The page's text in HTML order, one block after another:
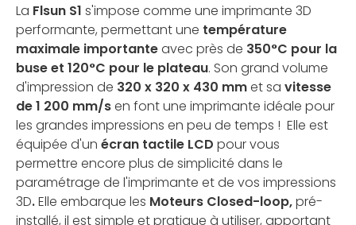
La Flsun S1 s'impose comme une imprimante 3D
performante, permettant une température
maximale importanteavec près de 350°C pour la
buse et 120°C pour le plateau. Son grand volume
d'impression de 320 x 320 x 430 mmet sa vitesse
de 1 200 mm/sen font une imprimante idéale pour
les grandes impressions en peu de temps ! Elle est
équipée d'un écran tactile LCD pour vous
permettre encore plus de simplicité dans le
paramétrage de l'imprimante et de vos impressions
3D.Elle embarque les Moteurs Closed-loop,pré-
installé, il est simple et pratique à utiliser, apportant